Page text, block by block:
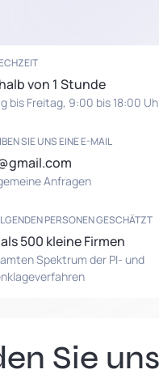
von 1 Stunde
bis Freitag, 9:00 bis 18:00
SIE UNS EINE E-MAIL
Anfragen
PERSONEN GESCHÄTZT
500 kleine Firmen
Spektrum der PI- und
Sie uns